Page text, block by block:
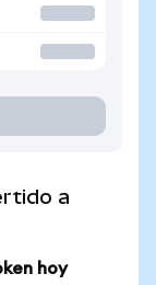
a
hoy